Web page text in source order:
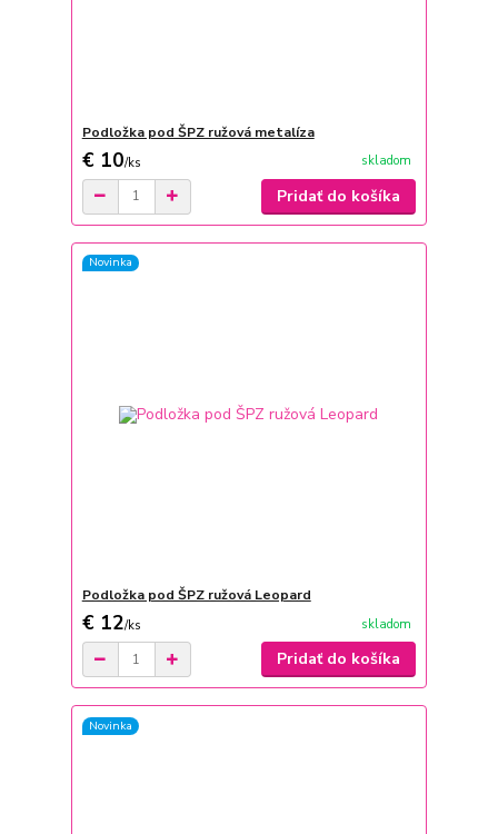
Podložka pod ŠPZ ružová metalíza
€ 10/ks skladom
Pridať do košíka
Novinka
Podložka pod ŠPZ ružová Leopard
€ 12/ks skladom
Pridať do košíka
Novinka